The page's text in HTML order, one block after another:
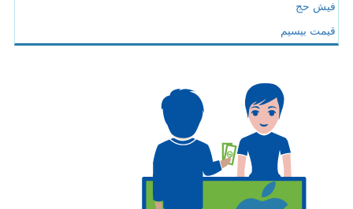
فیش حج
قیمت بیسیم